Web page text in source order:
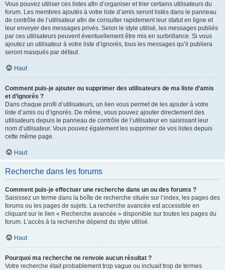
Vous pouvez utiliser ces listes afin d’organiser et trier certains utilisateurs du
forum. Les membres ajoutés à votre liste d’amis seront listés dans le panneau
de contrôle de l’utilisateur afin de consulter rapidement leur statut en ligne et
leur envoyer des messages privés. Selon le style utilisé, les messages publiés
par ces utilisateurs peuvent éventuellement être mis en surbrillance. Si vous
ajoutez un utilisateur à votre liste d’ignorés, tous les messages qu’il publiera
seront masqués par défaut.
Haut
Comment puis-je ajouter ou supprimer des utilisateurs de ma liste d’amis
et d’ignorés ?
Dans chaque profil d’utilisateurs, un lien vous permet de les ajouter à votre
liste d’amis ou d’ignorés. De même, vous pouvez ajouter directement des
utilisateurs depuis le panneau de contrôle de l’utilisateur en saisissant leur
nom d’utilisateur. Vous pouvez également les supprimer de vos listes depuis
cette même page.
Haut
Recherche dans les forums
Comment puis-je effectuer une recherche dans un ou des forums ?
Saisissez un terme dans la boîte de recherche située sur l’index, les pages des
forums ou les pages de sujets. La recherche avancée est accessible en
cliquant sur le lien « Recherche avancée » disponible sur toutes les pages du
forum. L’accès à la recherche dépend du style utilisé.
Haut
Pourquoi ma recherche ne renvoie aucun résultat ?
Votre recherche était probablement trop vague ou incluait trop de termes